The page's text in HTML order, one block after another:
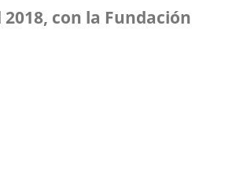
con la Fundación